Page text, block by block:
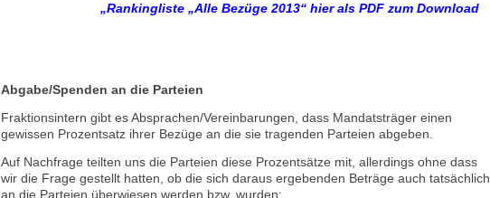
„Rankingliste „Alle Bezüge 2013“ hier als PDF zum Download
Abgabe/Spenden an die Parteien
Fraktionsintern gibt es Absprachen/Vereinbarungen, dass Mandatsträger einen
gewissen Prozentsatz ihrer Bezüge an die sie tragenden Parteien abgeben.
Auf Nachfrage teilten uns die Parteien diese Prozentsätze mit, allerdings ohne dass
wir die Frage gestellt hatten, ob die sich daraus ergebenden Beträge auch tatsächlich
an die Parteien überwiesen werden bzw. wurden: